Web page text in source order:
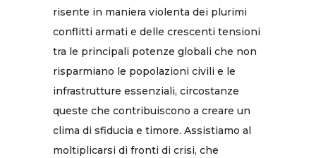
risente in maniera violenta dei plurimi
conflitti armati e delle crescenti tensioni
tra le principali potenze globali che non
risparmiano le popolazioni civili e le
infrastrutture essenziali, circostanze
queste che contribuiscono a creare un
clima di sfiducia e timore. Assistiamo al
moltiplicarsi di fronti di crisi, che